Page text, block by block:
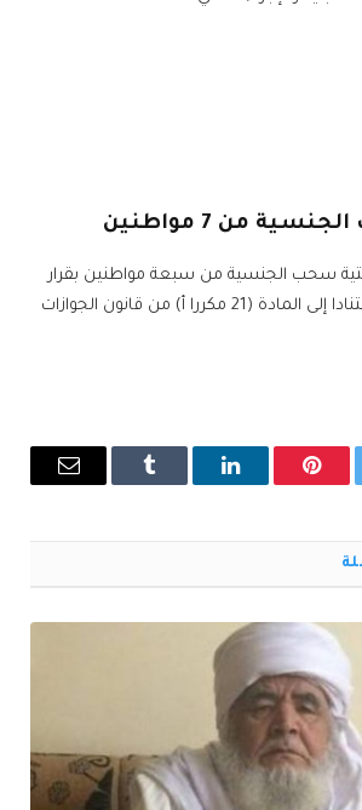
من 7 مواطنين
سحب الجنسية من سبعة مواطنين بقرار
من مجلس الوزراء استنادا إلى المادة (21 مكررا أ) من قانون الجوازات
بينتيريستلينكدإن Tumblr
البريد